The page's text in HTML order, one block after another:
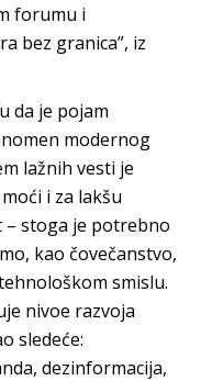
forumu i
bez granica”, iz
da je pojam
modernog
lažnih vesti je
i za lakšu
stoga je potrebno
kao čovečanstvo,
smislu.
nivoe razvoja
sledeće:
dezinformacija,